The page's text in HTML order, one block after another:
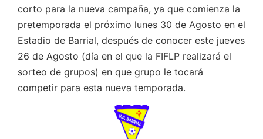
corto para la nueva campaña, ya que comienza la
pretemporada el próximo lunes 30 de Agosto en el
Estadio de Barrial, después de conocer este jueves
26 de Agosto (día en el que la FIFLP realizará el
sorteo de grupos) en que grupo le tocará
competir para esta nueva temporada.